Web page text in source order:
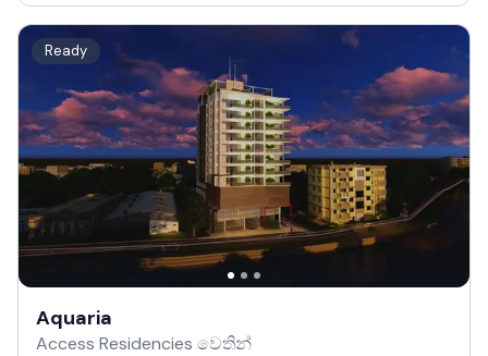
Ready
Aquaria
Access Residencies වෙතින්